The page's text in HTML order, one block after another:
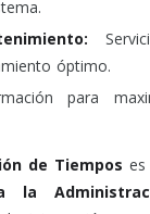
óptimo.
para
de Tiempos
la